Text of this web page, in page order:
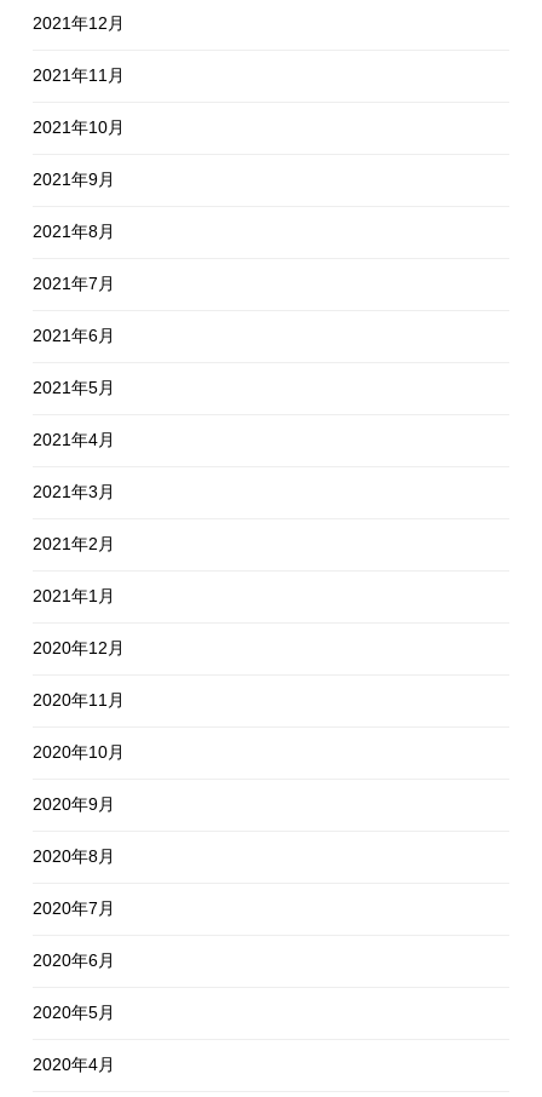
2021年12月
2021年11月
2021年10月
2021年9月
2021年8月
2021年7月
2021年6月
2021年5月
2021年4月
2021年3月
2021年2月
2021年1月
2020年12月
2020年11月
2020年10月
2020年9月
2020年8月
2020年7月
2020年6月
2020年5月
2020年4月